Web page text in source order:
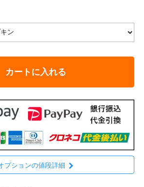
カートに入れる
プションの値段詳細